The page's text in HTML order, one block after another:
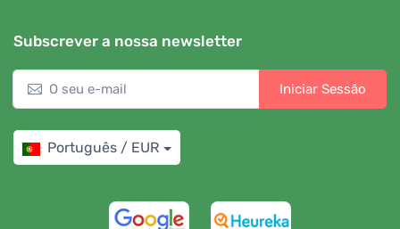
Subscrever a nossa newsletter
Iniciar Sessão
Português / EUR